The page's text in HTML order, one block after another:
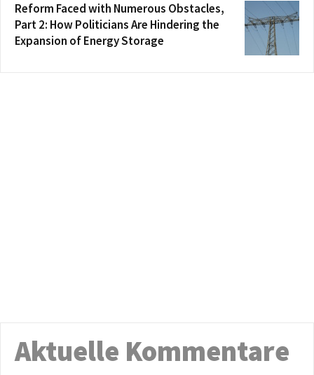
Reform Faced with Numerous Obstacles,
Part 2: How Politicians Are Hindering the
Expansion of Energy Storage
Aktuelle Kommentare